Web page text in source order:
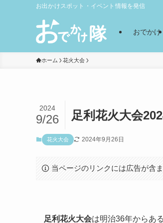
お出かけスポット・イベント情報を発信
おでかけ
ホーム 花火大会
足利花火大会
2024
9/26
花火大会 2024年9月26日
当ページのリンクには広告が含
足利花火大会は明治36年からあ